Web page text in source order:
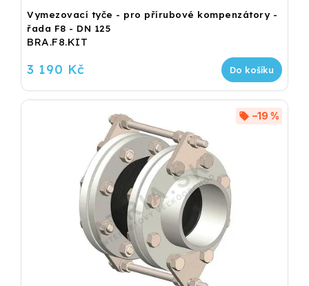
Vymezovací tyče - pro přírubové kompenzátory -
řada F8 - DN 125
BRA.F8.KIT
3 190 Kč Do košíku
–19 %